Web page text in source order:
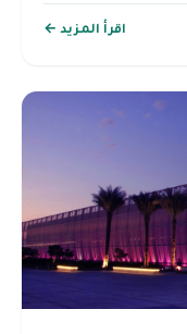
اقرأ المزيد ←